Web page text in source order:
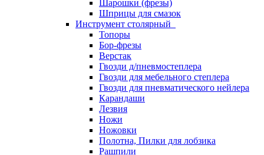
Шарошки (фрезы)
Шприцы для смазок
Инструмент столярный
Топоры
Бор-фрезы
Верстак
Гвозди д/пневмостеплера
Гвозди для мебельного степлера
Гвозди для пневматического нейлера
Карандаши
Лезвия
Ножи
Ножовки
Полотна, Пилки для лобзика
Рашпили